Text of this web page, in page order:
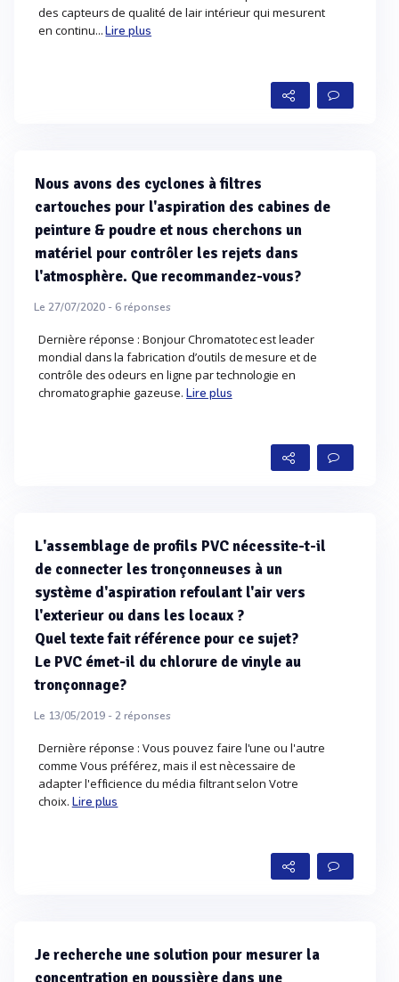
des capteurs de qualité de lair intérieur qui mesurent
en continu...Lire plus
Nous avons des cyclones à filtres
cartouches pour l'aspiration des cabines de
peinture & poudre et nous cherchons un
matériel pour contrôler les rejets dans
l'atmosphère. Que recommandez-vous?
Le 27/07/2020 - 6réponses
Dernière réponse : Bonjour Chromatotec est leader
mondial dans la fabrication d’outils de mesure et de
contrôle des odeurs en ligne par technologie en
chromatographie gazeuse.Lire plus
L'assemblage de profils PVC nécessite-t-il
de connecter les tronçonneuses à un
système d'aspiration refoulant l'air vers
l'exterieur ou dans les locaux ?
Quel texte fait référence pour ce sujet?
Le PVC émet-il du chlorure de vinyle au
tronçonnage?
Le 13/05/2019 -2réponses
Dernière réponse : Vous pouvez faire l'une ou l'autre
comme Vous préférez, mais il est nècessaire de
adapter l'efficience du média filtrant selon Votre
choix. Lire plus
Je recherche une solution pour mesurer la
concentration en poussière dans une